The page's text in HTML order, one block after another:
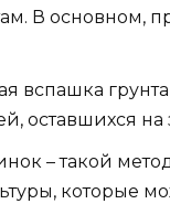
В основном,
вспашка
оставшихся
– такой
которые